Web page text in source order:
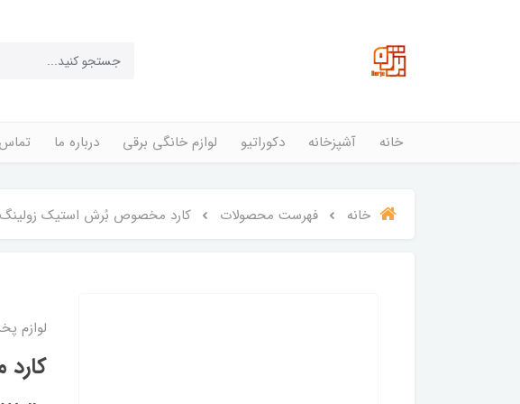
خانه آشپزخانه دکوراتیو لوازم خانگی برقی درباره ما تماس
خانه فهرست محصولات کارد مخصوص بُرش استیک زولینگ
لوازم